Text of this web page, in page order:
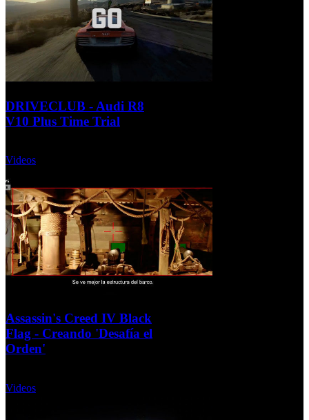
DRIVECLUB - Audi R8
V10 Plus Time Trial
Videos
Assassin's Creed IV Black
Flag - Creando 'Desafía el
Orden'
Videos